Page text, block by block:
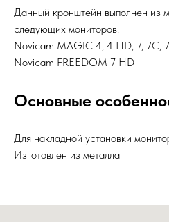
Данный кронштейн выполнен из
следующих мониторов:
Novicam MAGIC 4, 4 HD, 7, 7C,
Novicam FREEDOM 7 HD
Основные
Для накладной установки
Изготовлен из металла